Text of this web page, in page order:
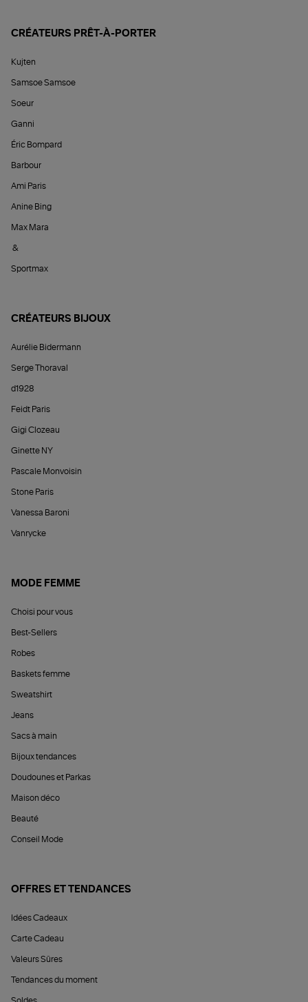
CRÉATEURS PRÊT-À-PORTER
Kujten
Samsoe Samsoe
Soeur
Ganni
Éric Bompard
Barbour
Ami Paris
Anine Bing
Max Mara
&
Sportmax
CRÉATEURS BIJOUX
Aurélie Bidermann
Serge Thoraval
d1928
Feidt Paris
Gigi Clozeau
Ginette NY
Pascale Monvoisin
Stone Paris
Vanessa Baroni
Vanrycke
MODE FEMME
Choisi pour vous
Best-Sellers
Robes
Baskets femme
Sweatshirt
Jeans
Sacs à main
Bijoux tendances
Doudounes et Parkas
Maison déco
Beauté
Conseil Mode
OFFRES ET TENDANCES
Idées Cadeaux
Carte Cadeau
Valeurs Sûres
Tendances du moment